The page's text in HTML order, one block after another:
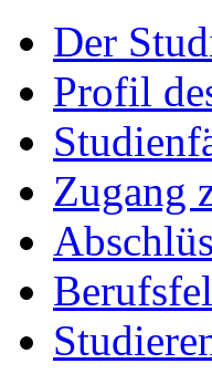
Der
Profil
Zugang